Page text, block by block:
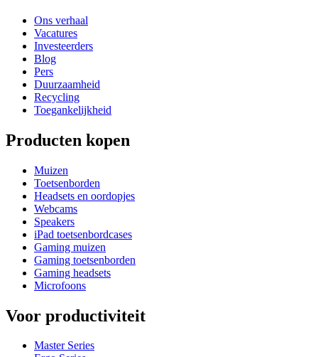
Ons verhaal
Vacatures
Investeerders
Blog
Pers
Duurzaamheid
Recycling
Toegankelijkheid
Producten kopen
Muizen
Toetsenborden
Headsets en oordopjes
Webcams
Speakers
iPad toetsenbordcases
Gaming muizen
Gaming toetsenborden
Gaming headsets
Microfoons
Voor productiviteit
Master Series